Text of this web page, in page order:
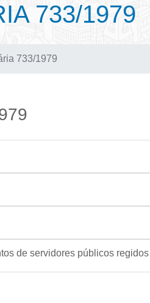
733/1979
733/1979
de servidores públicos